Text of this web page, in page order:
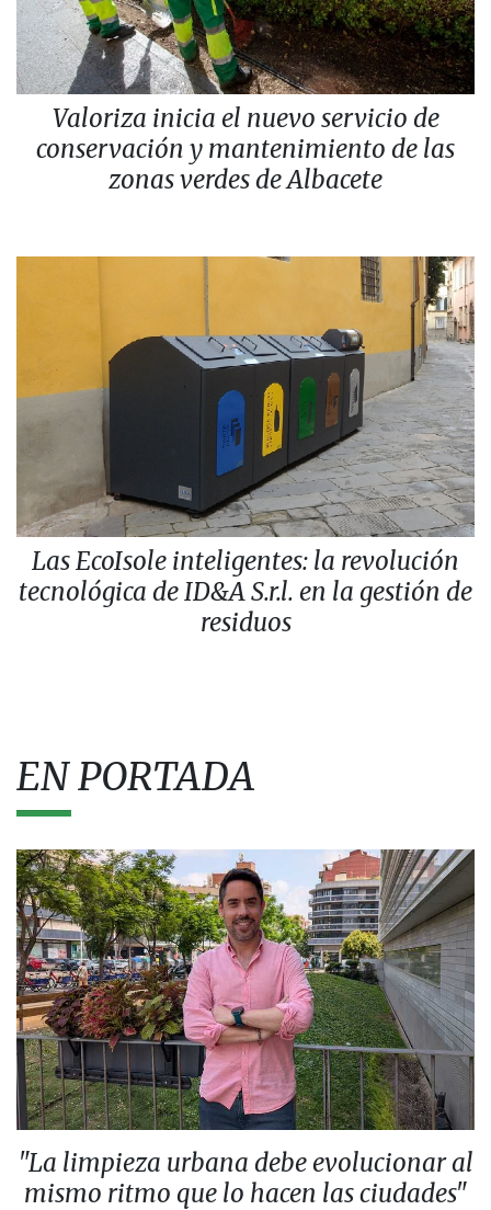
Valoriza inicia el nuevo servicio de
conservación y mantenimiento de las
zonas verdes de Albacete
Las EcoIsole inteligentes: la revolución
tecnológica de ID&A S.r.l. en la gestión de
residuos
EN PORTADA
"La limpieza urbana debe evolucionar al
mismo ritmo que lo hacen las ciudades"